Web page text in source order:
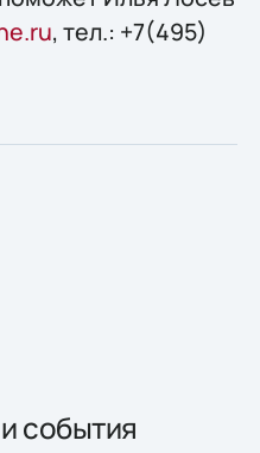
, тел.: +7(495)
события